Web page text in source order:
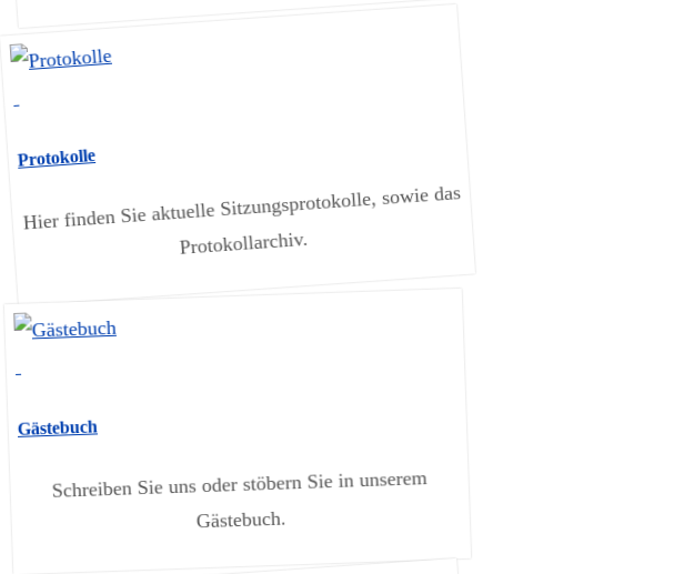
Protokolle
Hier finden Sie aktuelle Sitzungsprotokolle, sowie das
Protokollarchiv.
Gästebuch
Schreiben Sie uns oder stöbern Sie in unserem
Gästebuch.